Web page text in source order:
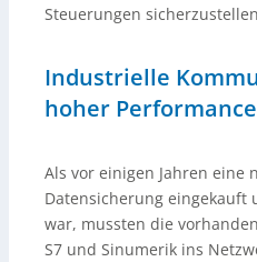
Steuerungen
Industrielle
hoher
Als vor einigen Jahren eine
Datensicherung
war, mussten die
S7 und Sinumerik ins